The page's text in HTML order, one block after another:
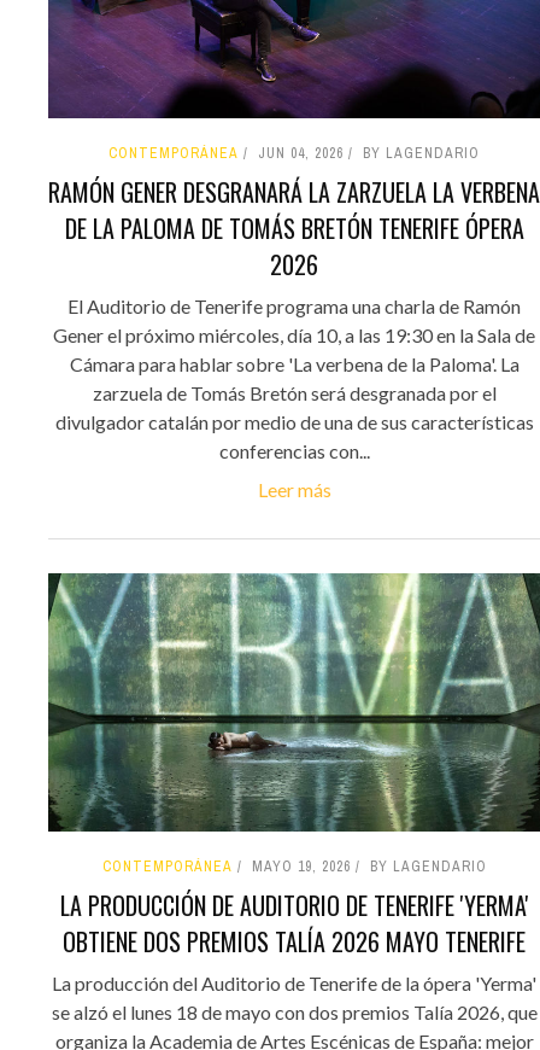
CONTEMPORÁNEA JUN 04, 2026 BY LAGENDARIO
RAMÓN GENER DESGRANARÁ LA ZARZUELA LA VERBENA
DE LA PALOMA DE TOMÁS BRETÓN TENERIFE ÓPERA
2026
El Auditorio de Tenerife programa una charla de Ramón
Gener el próximo miércoles, día 10, a las 19:30 en la Sala de
Cámara para hablar sobre 'La verbena de la Paloma'. La
zarzuela de Tomás Bretón será desgranada por el
divulgador catalán por medio de una de sus características
conferencias con...
Leer más
CONTEMPORÁNEA MAYO 19, 2026 BY LAGENDARIO
LA PRODUCCIÓN DE AUDITORIO DE TENERIFE 'YERMA'
OBTIENE DOS PREMIOS TALÍA 2026 MAYO TENERIFE
La producción del Auditorio de Tenerife de la ópera 'Yerma'
se alzó el lunes 18 de mayo con dos premios Talía 2026, que
organiza la Academia de Artes Escénicas de España: mejor